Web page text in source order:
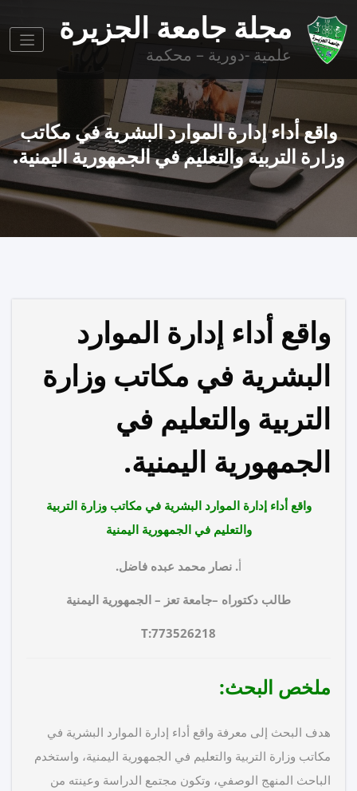
مجلة جامعة الجزيرة
علمية -دورية – محكمة
واقع أداء إدارة الموارد البشرية في مكاتب
التربية والتعليم في الجمهورية اليمنية.
واقع أداء إدارة الموارد
البشرية في مكاتب وزارة
التربية والتعليم في
الجمهورية اليمنية.
واقع أداء إدارة الموارد البشرية في مكاتب وزارة التربية
والتعليم في الجمهورية اليمنية
. نصار محمد عبده فاضل.
طالب دكتوراه – جامعة تعز –الجمهورية اليمنية
T:773526218
ملخص البحث:
هدف البحث إلى معرفة واقع أداء إدارة الموارد البشرية في
مكاتب وزارة التربية والتعليم في الجمهورية اليمنية، واستخدم
الباحث المنهج الوصفي، وتكون مجتمع الدراسة وعينته من